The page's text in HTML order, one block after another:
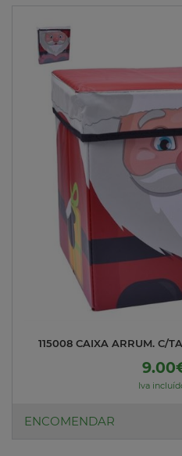
115008 CAIXA ARRUM. C/
Iva
ENCOMENDAR